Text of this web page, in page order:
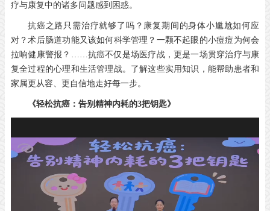
疗与康复中的诸多问题感到困惑。
抗癌之路只需治疗就够了吗？康复期间的身体小尴尬如何应
对？术后肠道功能又该如何科学管理？一颗不起眼的小痘痘为何会
拉响健康警报？……抗癌不仅是场医疗战，更是一场贯穿治疗与康
复全过程的心理和生活管理战。了解这些实用知识，能帮助患者和
家属更从容、更自信地走好每一步。
《轻松抗癌：告别精神内耗的3把钥匙》